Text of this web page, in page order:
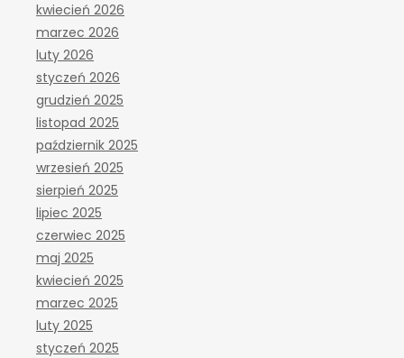
kwiecień 2026
marzec 2026
luty 2026
styczeń 2026
grudzień 2025
listopad 2025
październik 2025
wrzesień 2025
sierpień 2025
lipiec 2025
czerwiec 2025
maj 2025
kwiecień 2025
marzec 2025
luty 2025
styczeń 2025